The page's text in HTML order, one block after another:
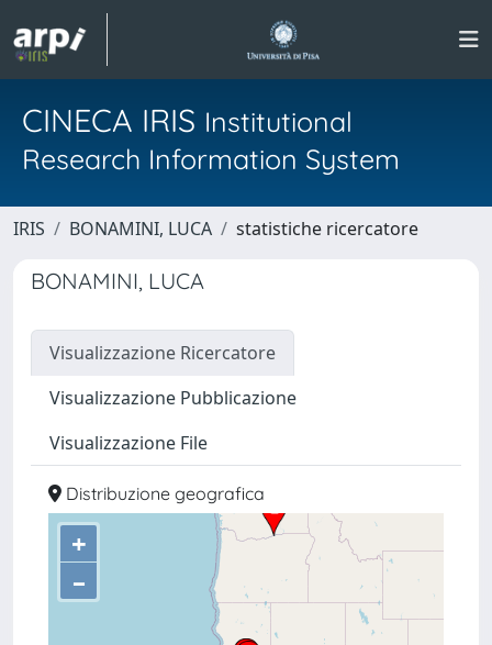
CINECA IRIS Institutional
Research Information System
IRIS BONAMINI, LUCA statistiche ricercatore
BONAMINI, LUCA
Visualizzazione Ricercatore
Visualizzazione Pubblicazione
Visualizzazione File
Distribuzione geografica
+
–